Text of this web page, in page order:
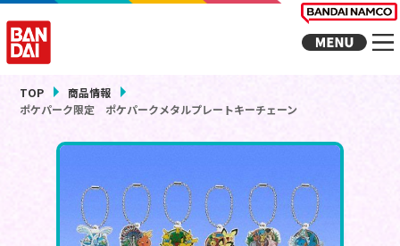
TOP
商品情報
ポケパーク限定 ポケパークメタルプレートキーチェーン